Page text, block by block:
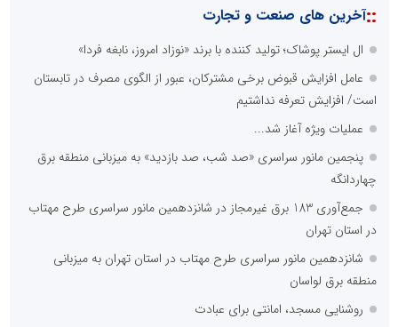
::آخرین های صنعت و تجارت
ال ایستر پوشاک؛ تولید کننده با برند «نوزاد امروز، نابغه فردا»
عامل افزایش قبوض برخی مشترکان، عبور از الگوی مصرف در تابستان
است/ افزایش تعرفه نداشتیم
عملیات ویژه آغاز شد...
پنجمین مانور سراسری «صد شب، صد بازدید» به میزبانی منطقه برق
چهاردانگه
جمع‌آوری 183 برق غیرمجاز در شانزدهمین مانور سراسری طرح مهتاب
در استان تهران
شانزدهمین مانور سراسری طرح مهتاب در استان تهران به میزبانی
منطقه برق لواسان
روشنایی مسجد، امانتی برای عبادت